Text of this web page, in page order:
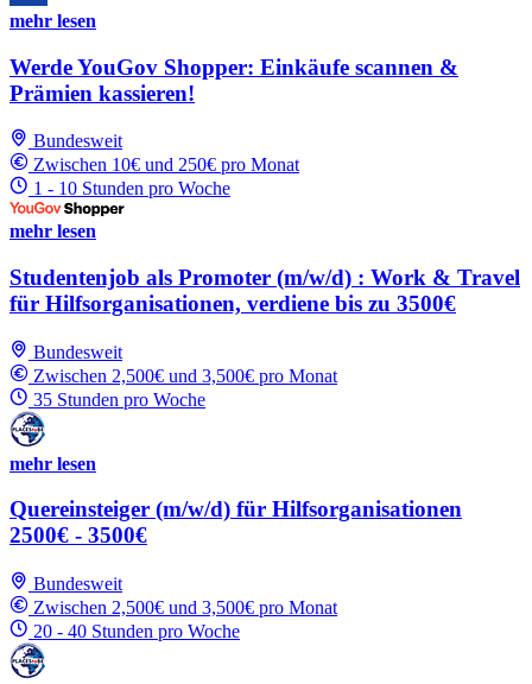
mehr lesen
Werde YouGov Shopper: Einkäufe scannen &
Prämien kassieren!
Bundesweit
Zwischen 10€ und 250€ pro Monat
1 - 10 Stunden pro Woche
mehr lesen
Studentenjob als Promoter (m/w/d) : Work & Travel
für Hilfsorganisationen, verdiene bis zu 3500€
Bundesweit
Zwischen 2,500€ und 3,500€ pro Monat
35 Stunden pro Woche
mehr lesen
Quereinsteiger (m/w/d) für Hilfsorganisationen
2500€ - 3500€
Bundesweit
Zwischen 2,500€ und 3,500€ pro Monat
20 - 40 Stunden pro Woche